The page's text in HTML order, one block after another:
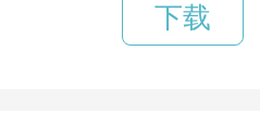
下载